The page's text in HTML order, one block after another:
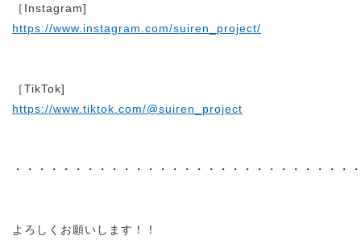
［Instagram]
https://www.instagram.com/suiren_project/
［TikTok]
https://www.tiktok.com/@suiren_project
・・・・・・・・・・・・・・・・・・・・・・・・・・・・
よろしくお願いします！！